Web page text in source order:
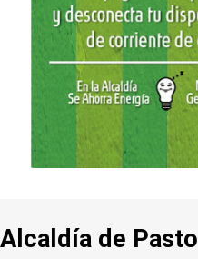
Alcaldía de Pasto